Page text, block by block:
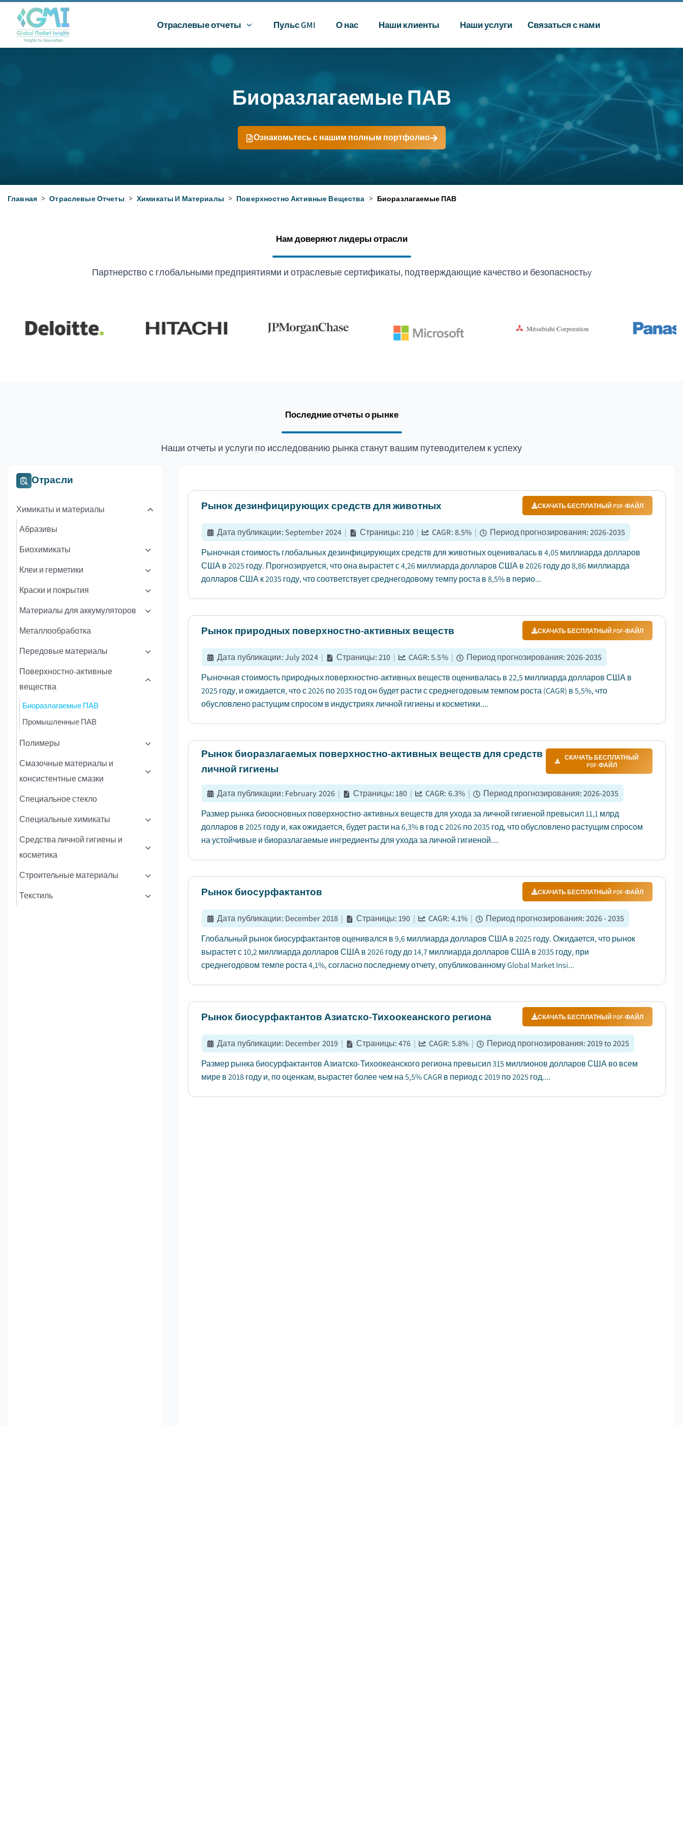
Отраслевые отчеты Пульс GMI О нас Наши клиенты Наши услуги Связаться с нами
Биоразлагаемые ПАВ
Ознакомьтесь с нашим полным портфолио
Главная > Отраслевые Отчеты > Химикаты И Материалы > Поверхностно Активные Вещества > Биоразлагаемые ПАВ
Нам доверяют лидеры отрасли
Партнерство с глобальными предприятиями и отраслевые сертификаты, подтверждающие качество и безопасностьy
Последние отчеты о рынке
Наши отчеты и услуги по исследованию рынка станут вашим путеводителем к успеху
Отрасли
Химикаты и материалы
Абразивы
Биохимикаты
Клеи и герметики
Краски и покрытия
Материалы для аккумуляторов
Металлообработка
Передовые материалы
Поверхностно-активные
вещества
Биоразлагаемые ПАВ
Промышленные ПАВ
Полимеры
Смазочные материалы и
консистентные смазки
Специальное стекло
Специальные химикаты
Средства личной гигиены и
косметика
Строительные материалы
Текстиль
Рынок дезинфицирующих средств для животных СКАЧАТЬ БЕСПЛАТНЫЙ PDF-ФАЙЛ
Дата публикации: September 2024 | Страницы:210 | CAGR:8.5% | Период прогнозирования:2026-2035
Рыночная стоимость глобальных дезинфицирующих средств для животных оценивалась в 4,05 миллиарда долларов
США в 2025 году. Прогнозируется, что она вырастет с 4,26 миллиарда долларов США в 2026 году до 8,86 миллиарда
долларов США к 2035 году, что соответствует среднегодовому темпу роста в 8,5% в перио...
Рынок природных поверхностно-активных веществ СКАЧАТЬ БЕСПЛАТНЫЙ PDF-ФАЙЛ
Дата публикации:July 2024 | Страницы:210 | CAGR:5.5% | Период прогнозирования:2026-2035
Рыночная стоимость природных поверхностно-активных веществ оценивалась в 22,5 миллиарда долларов США в
2025 году, и ожидается, что с 2026 по 2035 год он будет расти с среднегодовым темпом роста (CAGR) в 5,5%, что
обусловлено растущим спросом в индустриях личной гигиены и косметики....
Рынок биоразлагаемых поверхностно-активных веществ для средств
личной гигиены
СКАЧАТЬ БЕСПЛАТНЫЙ
PDF-ФАЙЛ
Дата публикации: February 2026 | Страницы:180 | CAGR: 6.3% | Период прогнозирования:2026-2035
Размер рынка биоосновных поверхностно-активных веществ для ухода за личной гигиеной превысил 11,1 млрд
долларов в 2025 году и, как ожидается, будет расти на 6,3% в год с 2026 по 2035 год, что обусловлено растущим спросом
на устойчивые и биоразлагаемые ингредиенты для ухода за личной гигиеной....
Рынок биосурфактантов СКАЧАТЬ БЕСПЛАТНЫЙ PDF-ФАЙЛ
Дата публикации: December 2018 | Страницы:190 | CAGR: 4.1% | Период прогнозирования:2026 - 2035
Глобальный рынок биосурфактантов оценивался в 9,6 миллиарда долларов США в 2025 году. Ожидается, что рынок
вырастет с 10,2 миллиарда долларов США в 2026 году до 14,7 миллиарда долларов США в 2035 году, при
среднегодовом темпе роста 4,1%, согласно последнему отчету, опубликованному Global Market Insi...
Рынок биосурфактантов Азиатско-Тихоокеанского региона СКАЧАТЬ БЕСПЛАТНЫЙ PDF-ФАЙЛ
Дата публикации: December 2019 | Страницы:476 | CAGR: 5.8% | Период прогнозирования:2019 to 2025
Размер рынка биосурфактантов Азиатско-Тихоокеанского региона превысил 315 миллионов долларов США во всем
мире в 2018 году и, по оценкам, вырастет более чем на 5,5% CAGR в период с 2019 по 2025 год....